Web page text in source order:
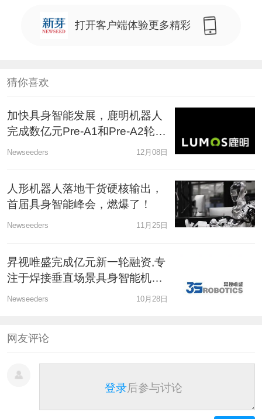
打开客户端体验更多精彩
猜你喜欢
加快具身智能发展，鹿明机器人
完成数亿元Pre-A1和Pre-A2轮融
资
Newseeders 12月08日
人形机器人落地干货硬核输出，
首届具身智能峰会，燃爆了！
Newseeders 11月25日
昇视唯盛完成亿元新一轮融资,专
注于焊接垂直场景具身智能机器
人
Newseeders 10月28日
网友评论
登录后参与讨论